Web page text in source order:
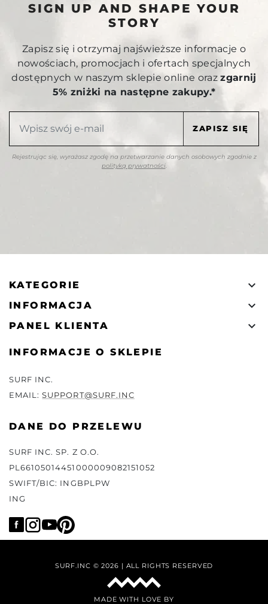
SIGN UP AND SHAPE YOUR
STORY
Zapisz się i otrzymaj najświeższe informacje o
nowościach, promocjach i ofertach specjalnych
dostępnych w naszym sklepie online orazzgarnij
5% zniżki na następne zakupy.*
Rejestrując się, wyrażasz zgodę na przetwarzanie danych osobowych zgodnie z
polityką prywatności.
KATEGORIE 
INFORMACJA 
PANEL KLIENTA 
INFORMACJE O SKLEPIE
SURF INC.
EMAIL:SUPPORT@SURF.INC
DANE DO PRZELEWU
SURF INC. SP. Z O.O.
PL66105014451000009082151052
SWIFT/BIC: INGBPLPW
ING
SURF.INC © 2026 | ALL RIGHTS RESERVED
MADE WITH LOVE BY